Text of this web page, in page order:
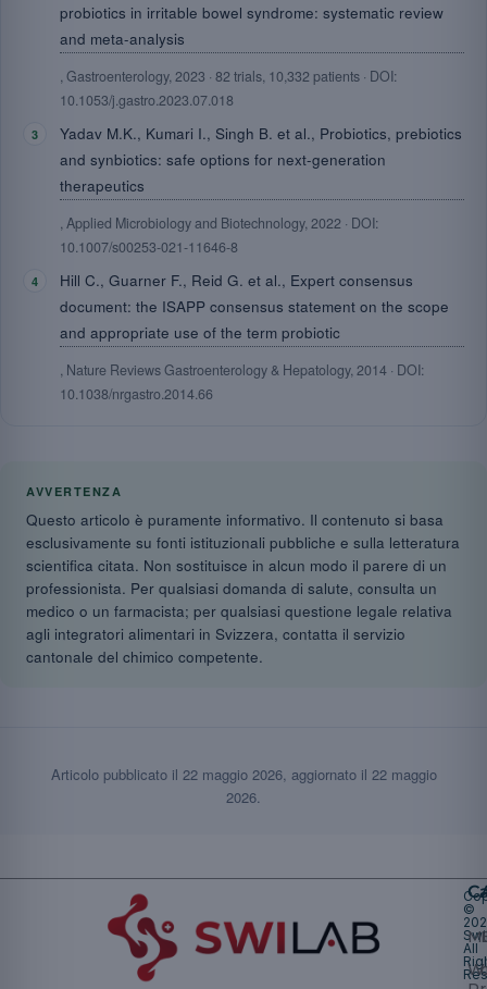
probiotics in irritable bowel syndrome: systematic review
and meta-analysis
, Gastroenterology, 2023 · 82 trials, 10,332 patients · DOI:
10.1053/j.gastro.2023.07.018
Yadav M.K., Kumari I., Singh B. et al., Probiotics, prebiotics
and synbiotics: safe options for next-generation
therapeutics
, Applied Microbiology and Biotechnology, 2022 · DOI:
10.1007/s00253-021-11646-8
Hill C., Guarner F., Reid G. et al., Expert consensus
document: the ISAPP consensus statement on the scope
and appropriate use of the term probiotic
, Nature Reviews Gastroenterology & Hepatology, 2014 · DOI:
10.1038/nrgastro.2014.66
AVVERTENZA
Questo articolo è puramente informativo. Il contenuto si basa
esclusivamente su fonti istituzionali pubbliche e sulla letteratura
scientifica citata. Non sostituisce in alcun modo il parere di un
professionista. Per qualsiasi domanda di salute, consulta un
medico o un farmacista; per qualsiasi questione legale relativa
agli integratori alimentari in Svizzera, contatta il servizio
cantonale del chimico competente.
Articolo pubblicato il 22 maggio 2026, aggiornato il 22 maggio
2026
©
All